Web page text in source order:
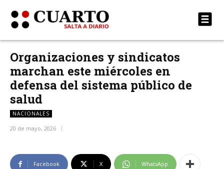
Organizaciones y sindicatos
marchan este miércoles en
defensa del sistema público de
salud
NACIONALES
20 de mayo, 2026
Facebook X WhatsApp